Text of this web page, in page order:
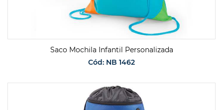
Saco Mochila Infantil Personalizada
Cód: NB 1462
SOLICITAR ORÇAMENTO